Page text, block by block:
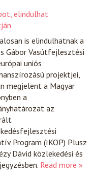
elindulhat
is elindulhatnak a
Gábor Vasútfejlesztési
uniós
projektjei,
megjelent a Magyar
a
az
Program (IKOP) Plusz
Dávid közlekedési és
Read more »